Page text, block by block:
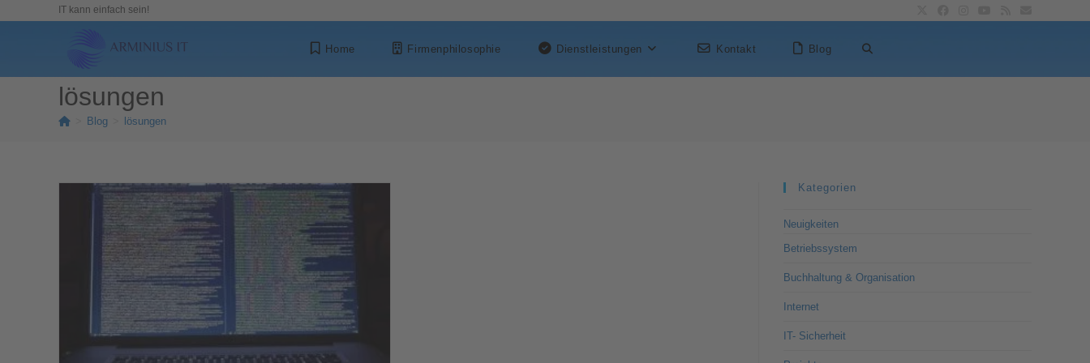
IT kann einfach sein!
Home Firmenphilosophie Dienstleistungen Kontakt Blog
lösungen
Blog lösungen
Kategorien
Neuigkeiten
Betriebssystem
Buchhaltung & Organisation
Internet
IT- Sicherheit